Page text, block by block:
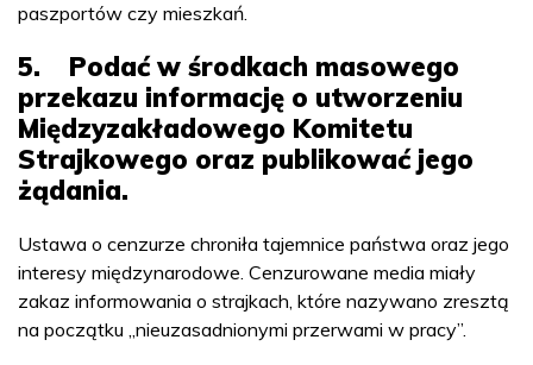
paszportów czy mieszkań.
5. Podać w środkach masowego
przekazu informację o utworzeniu
Międzyzakładowego Komitetu
Strajkowego oraz publikować jego
żądania.
Ustawa o cenzurze chroniła tajemnice państwa oraz jego
interesy międzynarodowe. Cenzurowane media miały
zakaz informowania o strajkach, które nazywano zresztą
na początku „nieuzasadnionymi przerwami w pracy”.